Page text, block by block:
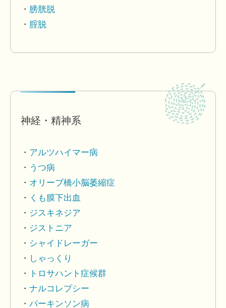
膀胱脱
腟脱
神経・精神系
アルツハイマー病
うつ病
オリーブ橋小脳萎縮症
くも膜下出血
ジスキネジア
ジストニア
シャイドレーガー
しゃっくり
トロサハント症候群
ナルコレプシー
パーキンソン病